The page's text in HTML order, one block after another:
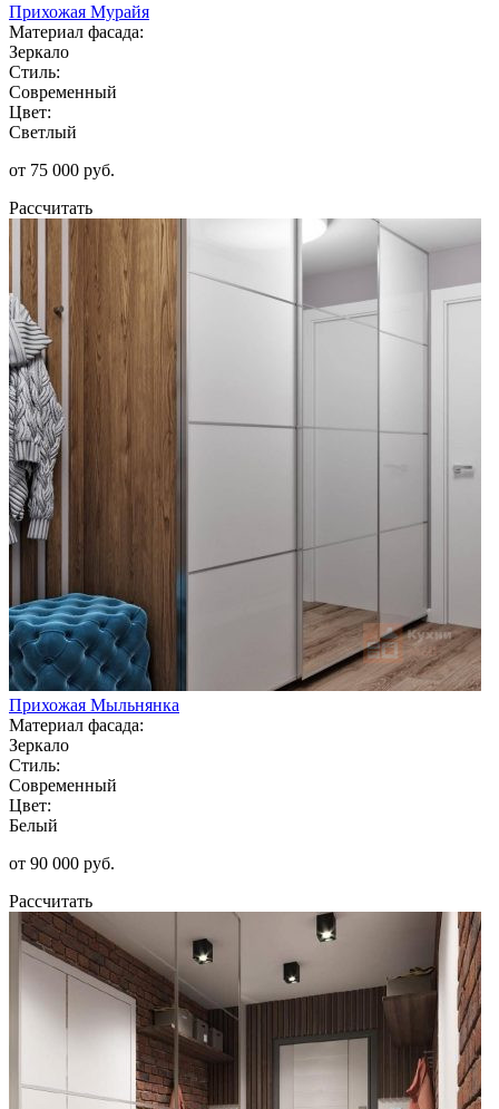
Прихожая Мурайя
Материал фасада:
Зеркало
Стиль:
Современный
Цвет:
Светлый
от 75 000 руб.
Рассчитать
Прихожая Мыльнянка
Материал фасада:
Зеркало
Стиль:
Современный
Цвет:
Белый
от 90 000 руб.
Рассчитать